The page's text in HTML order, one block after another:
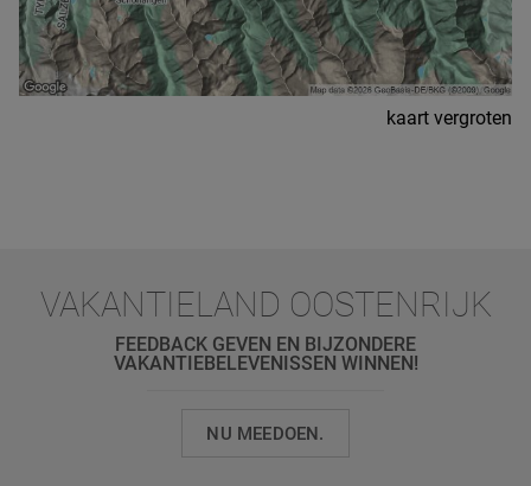
kaart vergroten
VAKANTIELAND OOSTENRIJK
FEEDBACK GEVEN EN BIJZONDERE
VAKANTIEBELEVENISSEN WINNEN!
NU MEEDOEN.